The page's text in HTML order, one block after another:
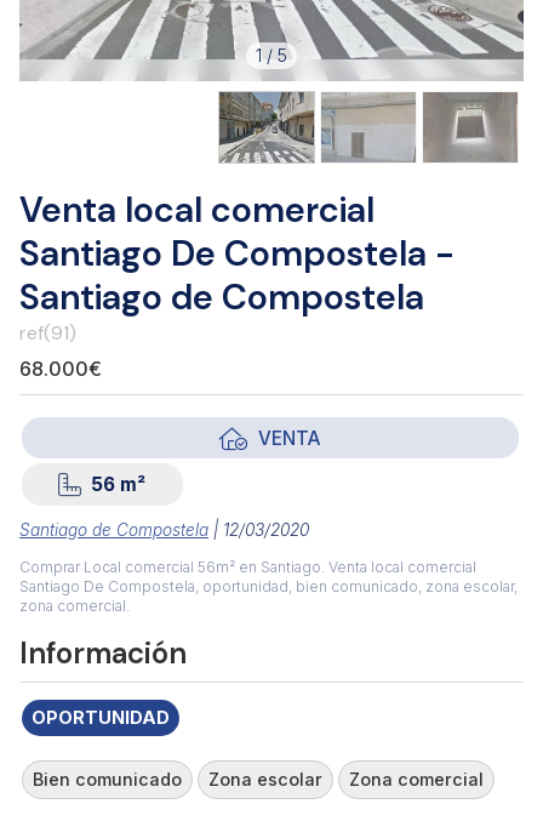
1/ 5
Venta local comercial
Santiago De Compostela -
Santiago de Compostela
ref(91)
68.000€
VENTA
56 m²
Santiago de Compostela | 12/03/2020
Comprar Local comercial 56m² en Santiago. Venta local comercial
Santiago De Compostela, oportunidad, bien comunicado, zona escolar,
zona comercial.
Información
OPORTUNIDAD
Bien comunicado Zona escolar Zona comercial